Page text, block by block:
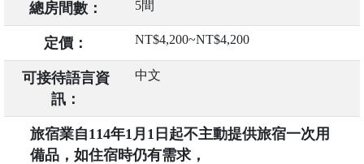
總房間數： 5間
定價： NT$4,200~NT$4,200
可接待語言資
訊：
中文
旅宿業自114年1月1日起不主動提供旅宿一次用
備品，如住宿時仍有需求，